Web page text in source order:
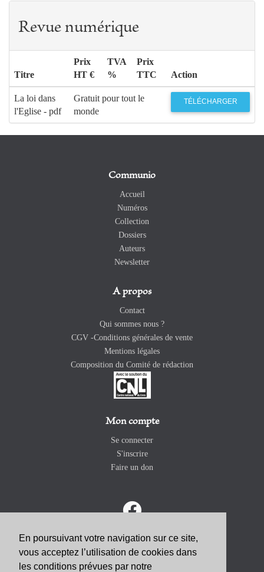
En poursuivant votre navigation sur ce site,
vous acceptez l’utilisation de cookies dans
les conditions prévues par notre
Revue numérique
Titre
Prix
HT €
TVA
%
Prix
TTC
Action
La loi dans
l'Eglise - pdf
Gratuit pour tout le
monde
TÉLÉCHARGER
Communio
Accueil
Numéros
Collection
Dossiers
Auteurs
Newsletter
A propos
Contact
Qui sommes nous ?
CGV -Conditions générales de vente
Mentions légales
Composition du Comité de rédaction
Mon compte
Se connecter
S'inscrire
Faire un don
ABONNEZ-VOUS